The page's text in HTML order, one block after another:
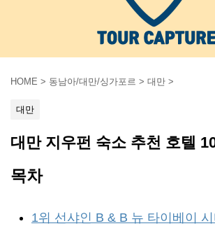
HOME > 동남아/대만/싱가포르 > 대만 >
대만
대만 지우펀 숙소 추천 호텔
목차
1위 선샤인 B & B 뉴 타이베이 시